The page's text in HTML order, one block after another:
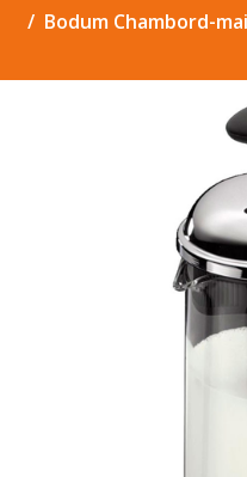
Bodum Chambord-